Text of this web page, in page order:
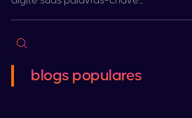
blogs populares